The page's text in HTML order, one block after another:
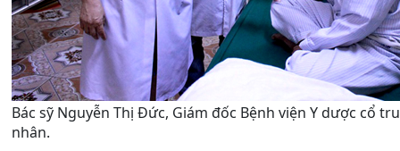
Bác sỹ Nguyễn Thị Đức, Giám đốc Bệnh viện Y dược cổ
nhân.